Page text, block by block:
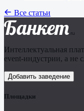
Все статьи
Банкет .ru
Интеллектуальная
event-индустрии, а не
Добавить заведение
Площадки